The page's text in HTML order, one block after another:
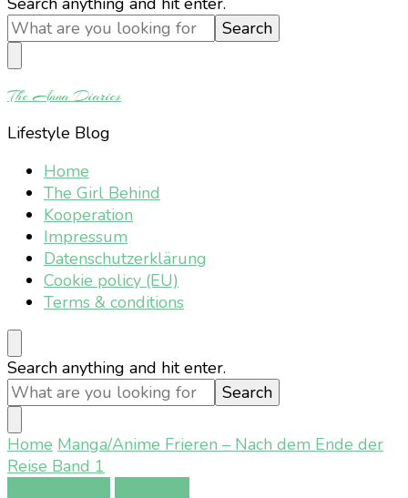
for
Something?
The Anna Diaries
Lifestyle Blog
Home
The Girl Behind
Kooperation
Impressum
Datenschutzerklärung
Cookie policy (EU)
Terms & conditions
Looking
for
Something?
Search anything and hit enter.
Home Manga/Anime Frieren – Nach dem Ende der
Reise Band 1